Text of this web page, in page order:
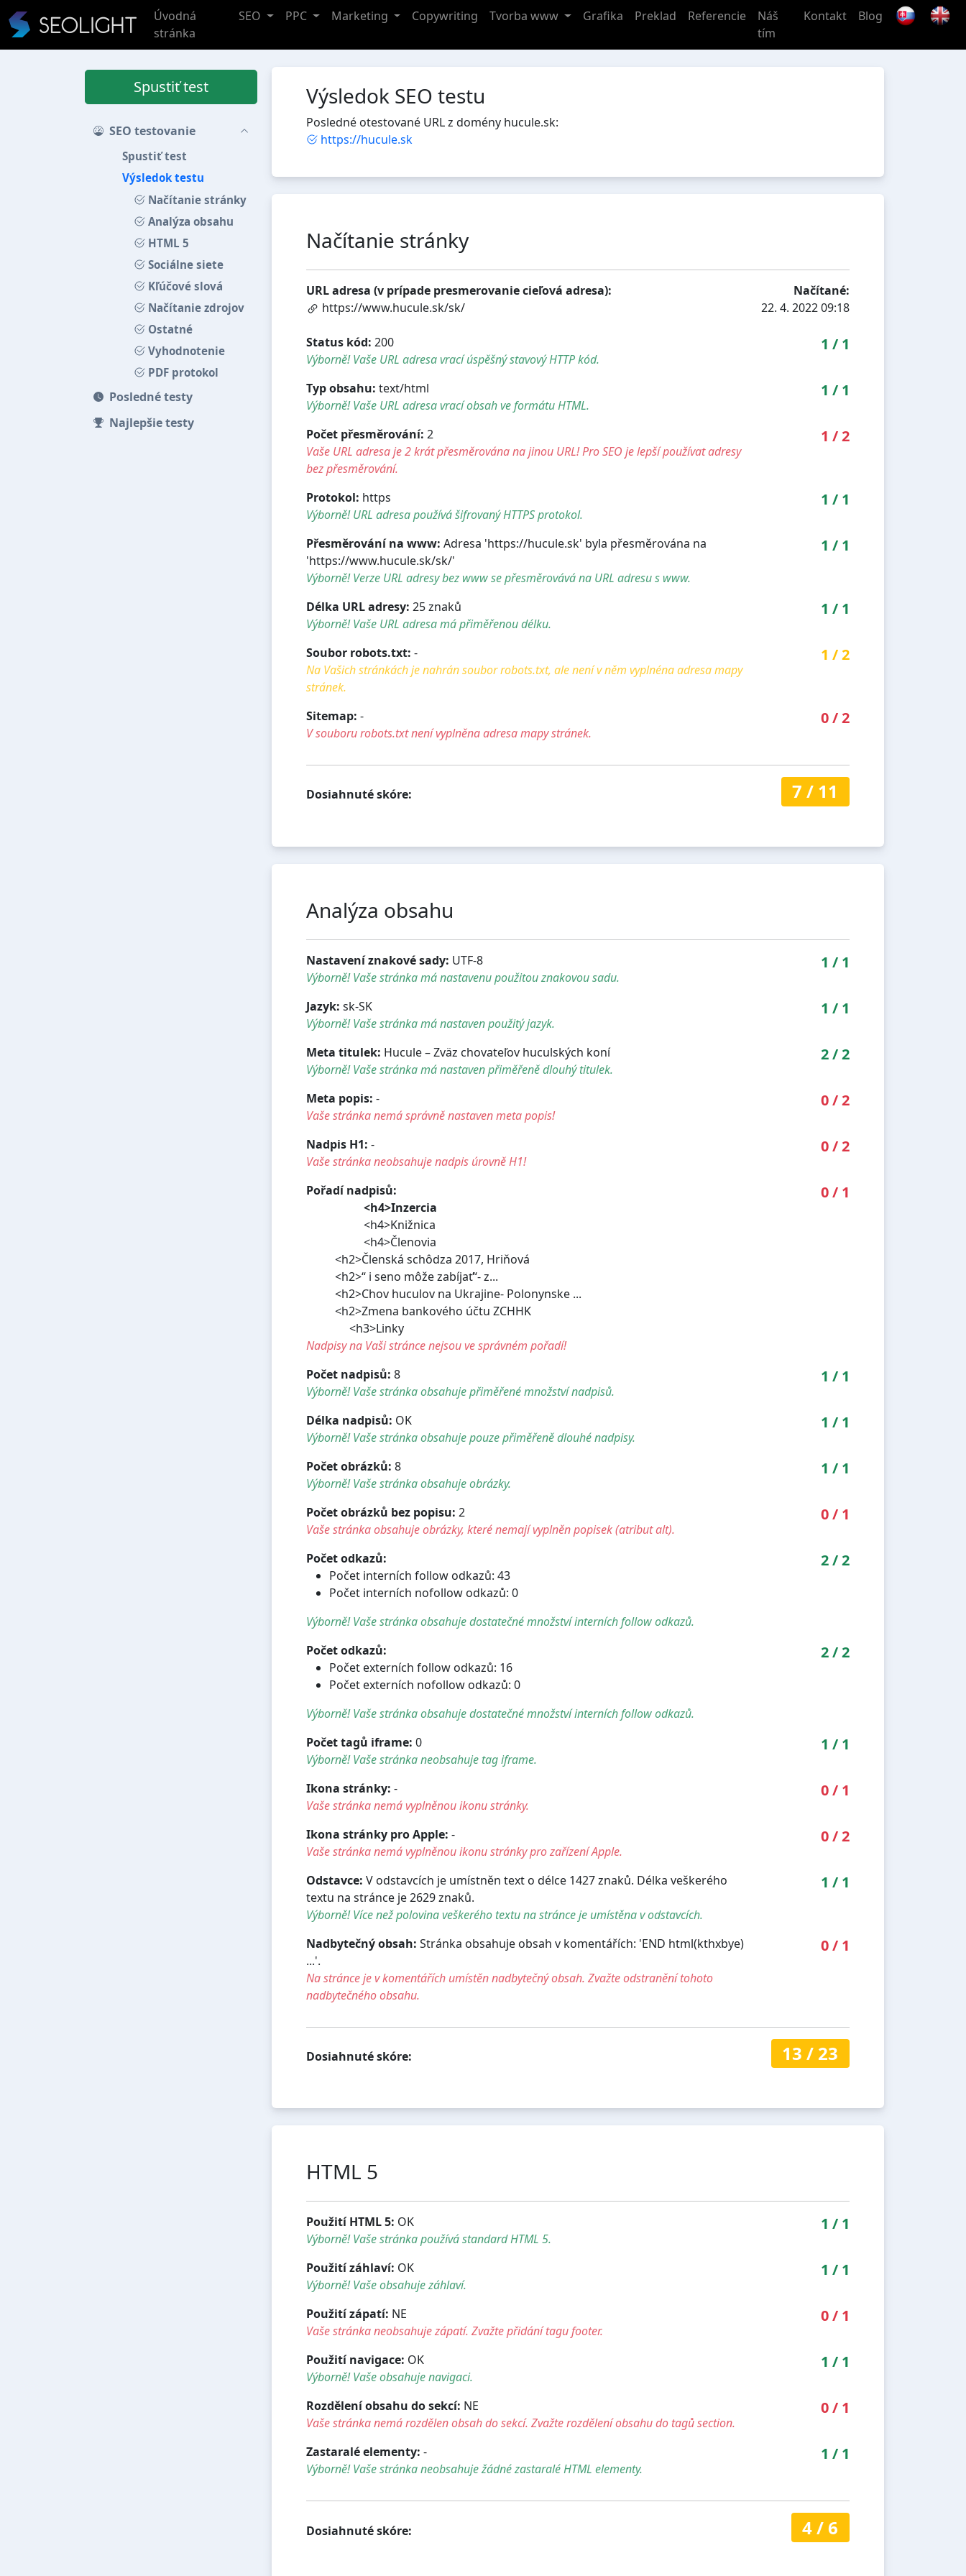
Úvodná
stránka
SEO PPC Marketing Copywriting Tvorba www Grafika Preklad Referencie
Náš
tím
Kontakt Blog
Spustiť test
SEO testovanie
Spustiť test
Výsledok testu
Načítanie stránky
Analýza obsahu
HTML 5
Sociálne siete
Kľúčové slová
Načítanie zdrojov
Ostatné
Vyhodnotenie
PDF protokol
Posledné testy
Najlepšie testy
Výsledok SEO testu
Posledné otestované URL z domény hucule.sk:
https://hucule.sk
Načítanie stránky
URL adresa (v prípade presmerovanie cieľová adresa):
https://www.hucule.sk/sk/
Načítané:
22. 4. 2022 09:18
Status kód: 200
Výborně! Vaše URL adresa vrací úspěšný stavový HTTP kód.
1 / 1
Typ obsahu: text/html
Výborně! Vaše URL adresa vrací obsah ve formátu HTML.
1 / 1
Počet přesměrování: 2
Vaše URL adresa je 2 krát přesměrována na jinou URL! Pro SEO je lepší používat adresy
bez přesměrování.
1 /2
Protokol: https
Výborně! URL adresa používá šifrovaný HTTPS protokol.
1 / 1
Přesměrování na www: Adresa 'https://hucule.sk' byla přesměrována na
'https://www.hucule.sk/sk/'
Výborně! Verze URL adresy bez www se přesměrovává na URL adresu s www.
1 / 1
Délka URL adresy: 25 znaků
Výborně! Vaše URL adresa má přiměřenou délku.
1 / 1
Soubor robots.txt: -
Na Vašich stránkách je nahrán soubor robots.txt, ale není v něm vyplnéna adresa mapy
stránek.
1 /2
Sitemap: -
V souboru robots.txt není vyplněna adresa mapy stránek.
0/2
Dosiahnuté skóre: 7 / 11
Analýza obsahu
Nastavení znakové sady: UTF-8
Výborně! Vaše stránka má nastavenu použitou znakovou sadu.
1 / 1
Jazyk: sk-SK
Výborně! Vaše stránka má nastaven použitý jazyk.
1 / 1
Meta titulek: Hucule – Zväz chovateľov huculských koní
Výborně! Vaše stránka má nastaven přiměřeně dlouhý titulek.
2/2
Meta popis: -
Vaše stránka nemá správně nastaven meta popis!
0/2
Nadpis H1: -
Vaše stránka neobsahuje nadpis úrovně H1!
0/2
Pořadí nadpisů:
<h4>Inzercia
<h4>Knižnica
<h4>Členovia
<h2>Členská schôdza 2017, Hriňová
<h2>“ i seno môže zabíjať“- z...
<h2>Chov huculov na Ukrajine- Polonynske ...
<h2>Zmena bankového účtu ZCHHK
<h3>Linky
Nadpisy na Vaši stránce nejsou ve správném pořadí!
0/ 1
Počet nadpisů: 8
Výborně! Vaše stránka obsahuje přiměřené množství nadpisů.
1 / 1
Délka nadpisů: OK
Výborně! Vaše stránka obsahuje pouze přiměřeně dlouhé nadpisy.
1 / 1
Počet obrázků: 8
Výborně! Vaše stránka obsahuje obrázky.
1 / 1
Počet obrázků bez popisu: 2
Vaše stránka obsahuje obrázky, které nemají vyplněn popisek (atribut alt).
0/ 1
Počet odkazů:
Počet interních follow odkazů: 43
Počet interních nofollow odkazů: 0
Výborně! Vaše stránka obsahuje dostatečné množství interních follow odkazů.
2/2
Počet odkazů:
Počet externích follow odkazů: 16
Počet externích nofollow odkazů: 0
Výborně! Vaše stránka obsahuje dostatečné množství interních follow odkazů.
2/2
Počet tagů iframe: 0
Výborně! Vaše stránka neobsahuje tag iframe.
1 / 1
Ikona stránky: -
Vaše stránka nemá vyplněnou ikonu stránky.
0/ 1
Ikona stránky pro Apple: -
Vaše stránka nemá vyplněnou ikonu stránky pro zařízení Apple.
0/2
Odstavce: V odstavcích je umístněn text o délce 1427 znaků. Délka veškerého
textu na stránce je 2629 znaků.
Výborně! Více než polovina veškerého textu na stránce je umístěna v odstavcích.
1 / 1
Nadbytečný obsah: Stránka obsahuje obsah v komentářích: 'END html(kthxbye)
...'.
Na stránce je v komentářích umístěn nadbytečný obsah. Zvažte odstranění tohoto
nadbytečného obsahu.
0/ 1
Dosiahnuté skóre: 13 / 23
HTML 5
Použití HTML 5: OK
Výborně! Vaše stránka používá standard HTML 5.
1 / 1
Použití záhlaví: OK
Výborně! Vaše obsahuje záhlaví.
1 / 1
Použití zápatí: NE
Vaše stránka neobsahuje zápatí. Zvažte přidání tagu footer.
0/ 1
Použití navigace: OK
Výborně! Vaše obsahuje navigaci.
1 / 1
Rozdělení obsahu do sekcí: NE
Vaše stránka nemá rozdělen obsah do sekcí. Zvažte rozdělení obsahu do tagů section.
0/ 1
Zastaralé elementy: -
Výborně! Vaše stránka neobsahuje žádné zastaralé HTML elementy.
1 / 1
Dosiahnuté skóre: 4/6